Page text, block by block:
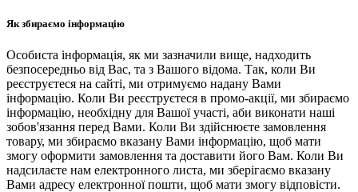
Як збираємо інформацію
Особиста інформація, як ми зазначили вище, надходить
безпосередньо від Вас, та з Вашого відома. Так, коли Ви
реєструєтеся на сайті, ми отримуємо надану Вами
інформацію. Коли Ви реєструєтеся в промо-акції, ми збираємо
інформацію, необхідну для Вашої участі, аби виконати наші
зобов'язання перед Вами. Коли Ви здійснюєте замовлення
товару, ми збираємо вказану Вами інформацію, щоб мати
змогу оформити замовлення та доставити його Вам. Коли Ви
надсилаєте нам електронного листа, ми зберігаємо вказану
Вами адресу електронної пошти, щоб мати змогу відповісти.